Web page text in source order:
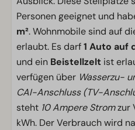
Personen geeignet und
m². Wohnmobile sind auf
erlaubt. Es darf1 Auto auf
und ein Beistellzelt ist
verfügen über Wasserzu-
CAI-Anschluss (TV-
steht 10 Ampere Stromzur
kWh. Der Verbrauch wird